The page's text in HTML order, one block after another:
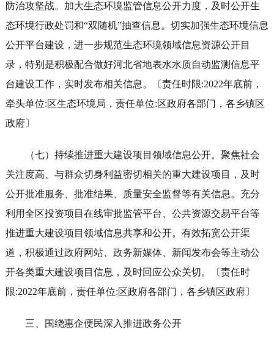
防治攻坚战。加大生态环境监管信息公开力度，及时公开生
态环境行政处罚和“双随机”抽查信息。切实加强生态环境信息
公开平台建设，进一步规范生态环境领域信息资源公开目
录，特别是积极配合做好河北省地表水水质自动监测信息平
台建设工作，实时发布相关信息。〔责任时限:2022年底前，
牵头单位:区生态环境局，责任单位:区政府各部门，各乡镇区
政府〕
（七）持续推进重大建设项目领域信息公开。聚焦社会
关注度高、与群众切身利益密切相关的重大建设项目，及时
公开批准服务、批准结果、质量安全监督等有关信息。充分
利用全区投资项目在线审批监管平台、公共资源交易平台等
推进重大建设项目领域信息共享和公开。有效拓宽公开渠
道，积极通过政府网站、政务新媒体、新闻发布会等主动公
开各类重大建设项目信息，及时回应公众关切。〔责任时
限:2022年底前，责任单位:区政府各部门，各乡镇区政府〕
三、围绕惠企便民深入推进政务公开